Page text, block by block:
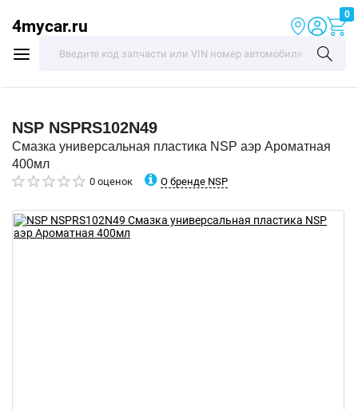
4mycar.ru
0
NSP NSPRS102N49
Смазка универсальная пластика NSP аэр Ароматная
400мл
0 оценок О бренде NSP